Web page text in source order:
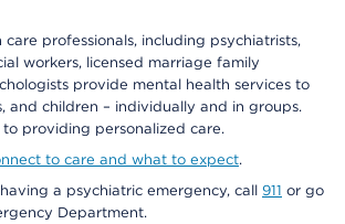
professionals, including psychiatrists,
workers, licensed marriage family
provide mental health services to
and children – individually and in groups.
providing personalized care.
to care and what to expect.
a psychiatric emergency, call 911 or go
Department.